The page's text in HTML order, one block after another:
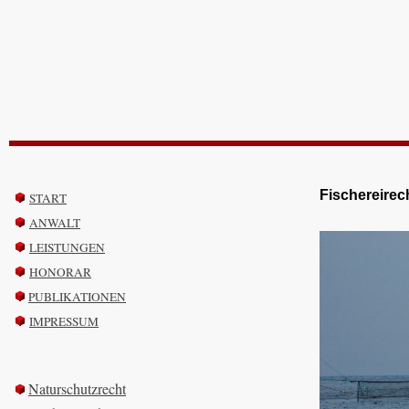
START
ANWALT
LEISTUNGEN
HONORAR
PUBLIKATIONEN
IMPRESSUM
Naturschutzrecht